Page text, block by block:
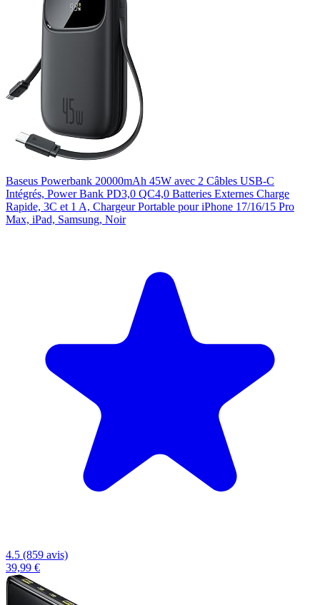
Baseus Powerbank 20000mAh 45W avec 2 Câbles USB-C
Intégrés, Power Bank PD3,0 QC4,0 Batteries Externes Charge
Rapide, 3C et 1 A, Chargeur Portable pour iPhone 17/16/15 Pro
Max, iPad, Samsung, Noir
4.5 (859 avis)
39,99 €